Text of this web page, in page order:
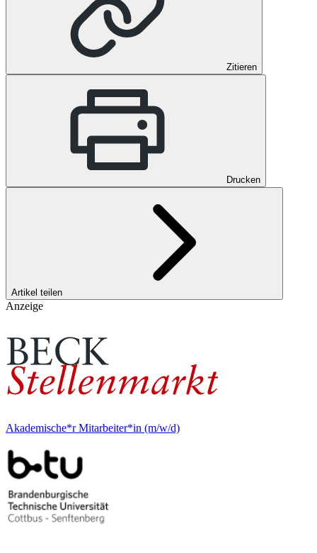
Zitieren
Drucken
Artikel teilen
Anzeige
Akademische*r Mitarbeiter*in (m/w/d)